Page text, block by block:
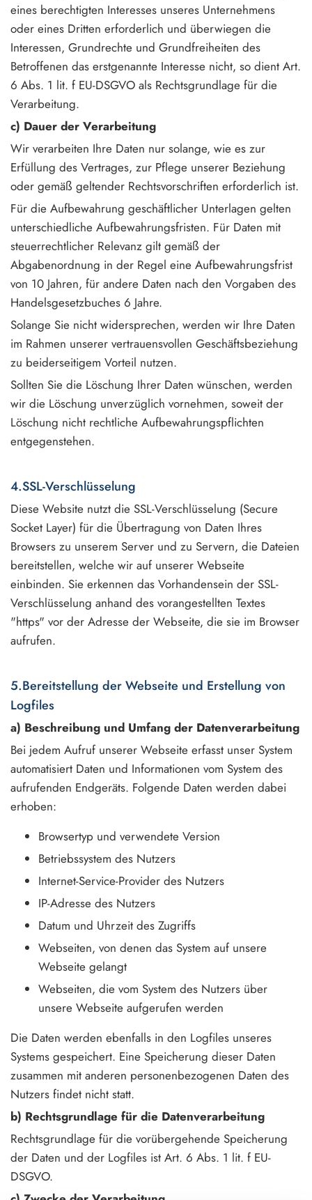
eines berechtigten Interesses unseres Unternehmens
oder eines Dritten erforderlich und überwiegen die
Interessen, Grundrechte und Grundfreiheiten des
Betroffenen das erstgenannte Interesse nicht, so dient Art.
6 Abs. 1 lit. f EU-DSGVO als Rechtsgrundlage für die
Verarbeitung.
c) Dauer der Verarbeitung
Wir verarbeiten Ihre Daten nur solange, wie es zur
Erfüllung des Vertrages, zur Pflege unserer Beziehung
oder gemäß geltender Rechtsvorschriften erforderlich ist.
Für die Aufbewahrung geschäftlicher Unterlagen gelten
unterschiedliche Aufbewahrungsfristen. Für Daten mit
steuerrechtlicher Relevanz gilt gemäß der
Abgabenordnung in der Regel eine Aufbewahrungsfrist
von 10 Jahren, für andere Daten nach den Vorgaben des
Handelsgesetzbuches 6 Jahre.
Solange Sie nicht widersprechen, werden wir Ihre Daten
im Rahmen unserer vertrauensvollen Geschäftsbeziehung
zu beiderseitigem Vorteil nutzen.
Sollten Sie die Löschung Ihrer Daten wünschen, werden
wir die Löschung unverzüglich vornehmen, soweit der
Löschung nicht rechtliche Aufbewahrungspflichten
entgegenstehen.
4.SSL-Verschlüsselung
Diese Website nutzt die SSL-Verschlüsselung (Secure
Socket Layer) für die Übertragung von Daten Ihres
Browsers zu unserem Server und zu Servern, die Dateien
bereitstellen, welche wir auf unserer Webseite
einbinden. Sie erkennen das Vorhandensein der SSL-
Verschlüsselung anhand des vorangestellten Textes
"https" vor der Adresse der Webseite, die sie im Browser
aufrufen.
5.Bereitstellung der Webseite und Erstellung von
Logfiles
a) Beschreibung und Umfang der Datenverarbeitung
Bei jedem Aufruf unserer Webseite erfasst unser System
automatisiert Daten und Informationen vom System des
aufrufenden Endgeräts. Folgende Daten werden dabei
erhoben:
Browsertyp und verwendete Version
Betriebssystem des Nutzers
Internet-Service-Provider des Nutzers
IP-Adresse des Nutzers
Datum und Uhrzeit des Zugriffs
Webseiten, von denen das System auf unsere
Webseite gelangt
Webseiten, die vom System des Nutzers über
unsere Webseite aufgerufen werden
Die Daten werden ebenfalls in den Logfiles unseres
Systems gespeichert. Eine Speicherung dieser Daten
zusammen mit anderen personenbezogenen Daten des
Nutzers findet nicht statt.
b) Rechtsgrundlage für die Datenverarbeitung
Rechtsgrundlage für die vorübergehende Speicherung
der Daten und der Logfiles ist Art. 6 Abs. 1 lit. f EU-
DSGVO.